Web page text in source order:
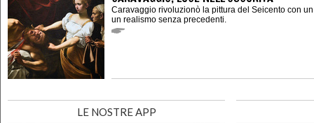
Caravaggio rivoluzionò la pittura del Seicento con
un realismo senza precedenti.
LE NOSTRE APP